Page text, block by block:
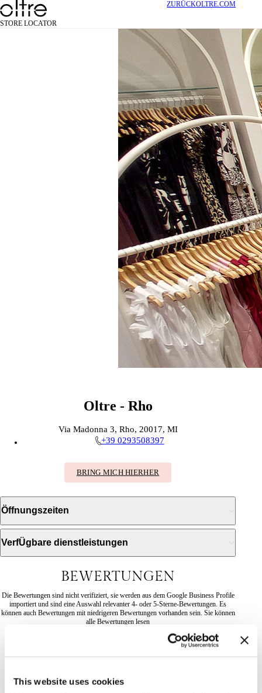
This website uses cookies
STORE LOCATOR
ZURÜCKOLTRE.COM
Oltre - Rho
Via Madonna 3, Rho, 20017, MI
+39 0293508397
BRING MICH HIERHER
Öffnungszeiten
VerfÜgbare dienstleistungen
BEWERTUNGEN
Die Bewertungen sind nicht verifiziert, sie werden aus dem Google Business Profile
importiert und sind eine Auswahl relevanter 4- oder 5-Sterne-Bewertungen. Es
können auch Bewertungen mit niedrigeren Bewertungen vorhanden sein. Sie können
alle Bewertungen lesen